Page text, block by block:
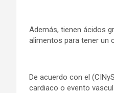
Además, tienen ácidos
alimentos para tener un
De acuerdo con el
cardiaco o evento